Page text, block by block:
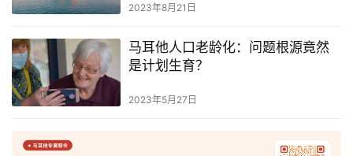
2023年8月21日
马耳他人口老龄化：问题根源竟然
是计划生育？
2023年5月27日